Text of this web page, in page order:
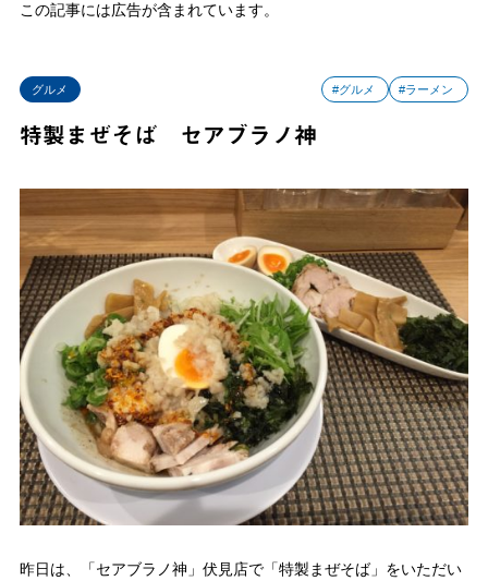
この記事には広告が含まれています。
グルメ #グルメ #ラーメン
特製まぜそば セアブラノ神
昨日は、「セアブラノ神」伏見店で「特製まぜそば」をいただい